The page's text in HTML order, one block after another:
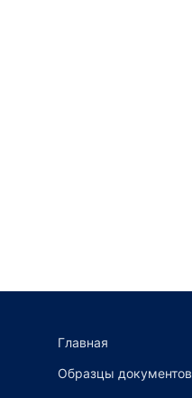
Главная
Образцы документов